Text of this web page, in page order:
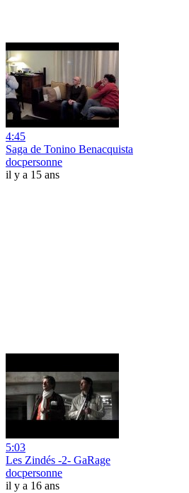
4:45
Saga de Tonino Benacquista
docpersonne
il y a 15 ans
5:03
Les Zindés -2- GaRage
docpersonne
il y a 16 ans